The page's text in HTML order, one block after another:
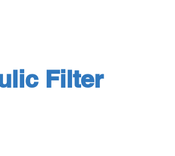
Filter